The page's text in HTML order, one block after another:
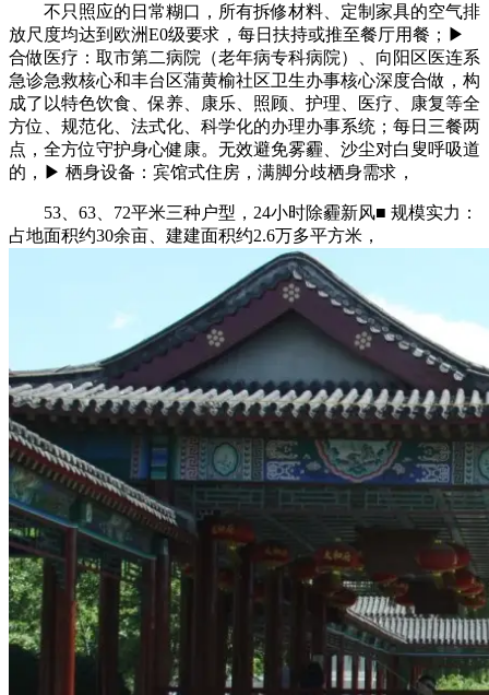
不只照应的日常糊口，所有拆修材料、定制家具的空气排
放尺度均达到欧洲E0级要求，每日扶持或推至餐厅用餐；▶
合做医疗：取市第二病院（老年病专科病院）、向阳区医连系
急诊急救核心和丰台区蒲黄榆社区卫生办事核心深度合做，构
成了以特色饮食、保养、康乐、照顾、护理、医疗、康复等全
方位、规范化、法式化、科学化的办理办事系统；每日三餐两
点，全方位守护身心健康。无效避免雾霾、沙尘对白叟呼吸道
的，▶ 栖身设备：宾馆式住房，满脚分歧栖身需求，
53、63、72平米三种户型，24小时除霾新风■ 规模实力：
占地面积约30余亩、建建面积约2.6万多平方米，